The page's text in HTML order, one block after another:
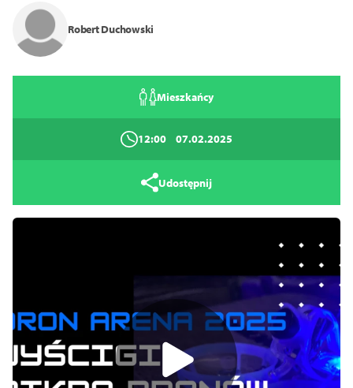
Tryb wysokiego kontrastu
Robert Duchowski
Mieszkańcy
12:00 07.02.2025
Udostępnij